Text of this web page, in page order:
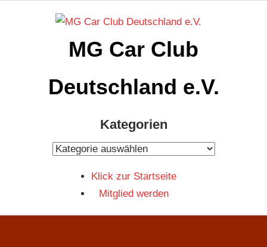
MG Car Club
Deutschland e.V.
Kategorien
Kategorien
Klick zur Startseite
Mitglied werden